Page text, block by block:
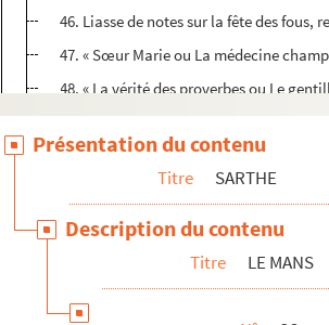
46. Liasse de notes sur la fête des fous,
47. « Sœur Marie ou La médecine
48. « La vérité des proverbes ou Le
49. « Aminthe de Torquato Tasso, mis
50. « L'agioteur manceau », comédie
51. « Explication de plusieurs
52. Trois sermons, peut-être de l'abbé
53. « Catalogue des personnes de la
54. « Histoire prodigieuse et
Présentation du contenu
Titre SARTHE
Description du contenu
Titre LE MANS